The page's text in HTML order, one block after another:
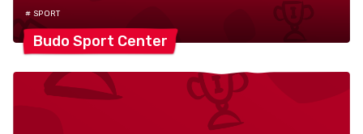
# SPORT
Budo Sport Center